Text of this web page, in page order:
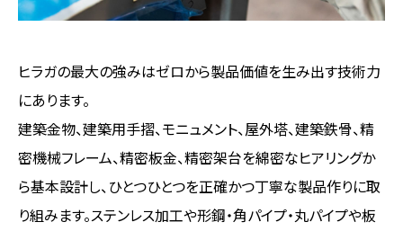
ヒラガの最大の強みはゼロから製品価値を生み出す技術力
にあります。
建築金物、建築用手摺、モニュメント、屋外塔、建築鉄骨、精
密機械フレーム、精密板金、精密架台を綿密なヒアリングか
ら基本設計し、ひとつひとつを正確かつ丁寧な製品作りに取
り組みます。ステンレス加工や形鋼・角パイプ・丸パイプや板